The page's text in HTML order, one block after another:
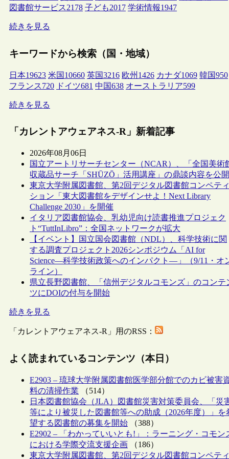
図書館サービス2178 子ども2017 学術情報1947
続きを見る
キーワードから検索（国・地域）
日本19623 米国 10660 英国3216 欧州 1426 カナダ1069 韓国950
フランス720 ドイツ681 中国638 オーストラリア599
続きを見る
「カレントアウェアネス-R」新着記事
2026年08月06日
国立アートリサーチセンター（NCAR）、「全国美術
収蔵品サーチ「SHŪZŌ」活用講座」の鼎談内容を公開
東京大学附属図書館、第2回デジタル図書館コンペティ
ション「東大図書館をデザインせよ！Next Library
Challenge 2030」を開催
イタリア図書館協会、乳幼児向け読書推進プロジェク
ト“TuttInLibro”：全国ネットワークが拡大
【イベント】国立国会図書館（NDL）、科学技術に関
する調査プロジェクト2026シンポジウム「AI for
Science―科学技術政策へのインパクト―」（9/11・オ
ライン）
県立長野図書館、「信州デジタルコモンズ」のコンテ
ツにDOIの付与を開始
続きを見る
「カレントアウェアネス-R」用のRSS：
よく読まれているコンテンツ（本日）
E2903 – 琉球大学附属図書館医学部分館でのカビ被害
料の清掃作業 （514）
日本図書館協会（JLA）図書館災害対策委員会、「災
等により被災した図書館等への助成（2026年度）」を
望する図書館の募集を開始 （388）
E2902 – 「わかっていいとも!」：ラーニング・コモン
における学際交流支援企画 （186）
東京大学附属図書館、第2回デジタル図書館コンペティ